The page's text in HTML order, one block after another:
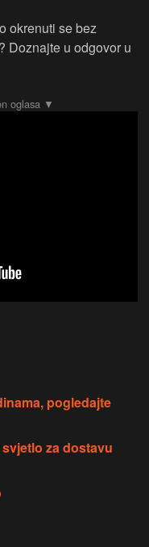
okrenuti se bez
Doznajte u odgovor u
pogledajte
za dostavu